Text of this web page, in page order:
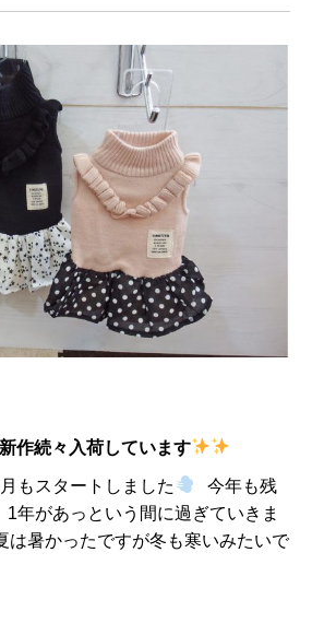
作続々入荷しています
もスタートしました
今年も残
年があっという間に過ぎていきま
暑かったですが冬も寒いみたいで